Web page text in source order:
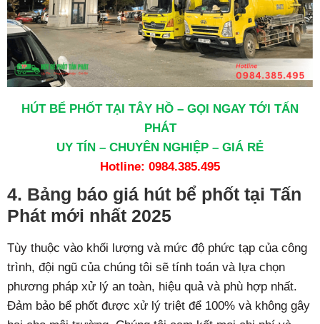
HÚT BỂ PHỐT TẠI TÂY HỒ – GỌI NGAY TỚI TẤN
PHÁT
UY TÍN – CHUYÊN NGHIỆP – GIÁ RẺ
Hotline: 0984.385.495
4. Bảng báo giá hút bể phốt tại Tấn
Phát mới nhất 2025
Tùy thuộc vào khối lượng và mức độ phức tạp của công
trình, đội ngũ của chúng tôi sẽ tính toán và lựa chọn
phương pháp xử lý an toàn, hiệu quả và phù hợp nhất.
Đảm bảo bể phốt được xử lý triệt để 100% và không gây